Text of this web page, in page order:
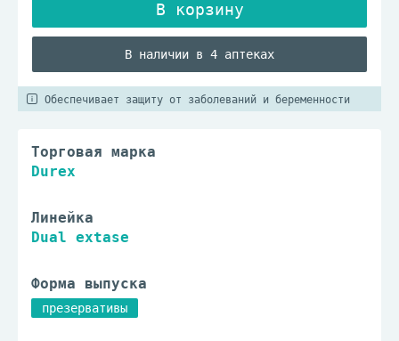
В наличии в 4 аптеках
Обеспечивает защиту от заболеваний и беременности
Торговая марка
Durex
Линейка
Dual extase
Форма выпуска
презервативы